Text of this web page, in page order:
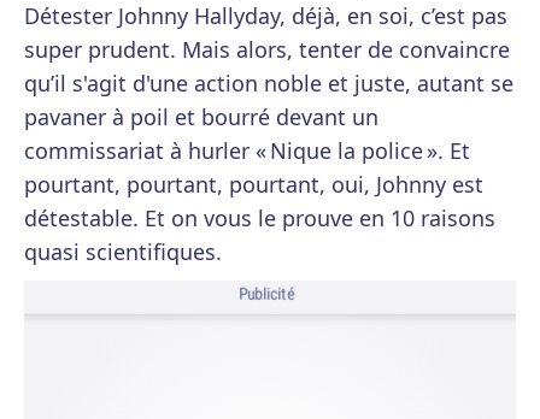
Détester Johnny Hallyday, déjà, en soi, c’est pas
super prudent. Mais alors, tenter de convaincre
qu’il s'agit d'une action noble et juste, autant se
pavaner à poil et bourré devant un
commissariat à hurler « Nique la police ». Et
pourtant, pourtant, pourtant, oui, Johnny est
détestable. Et on vous le prouve en 10 raisons
quasi scientifiques.
Publicité